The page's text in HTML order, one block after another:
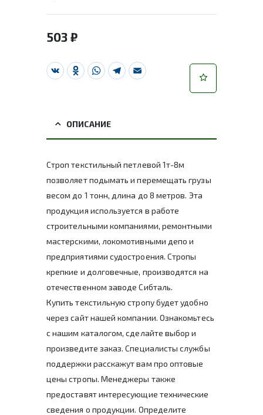
503 ₽
VK Odnoklassniki
WhatsApp
Telegram
Email
ОПИСАНИЕ
Строп текстильный петлевой 1т-8м
позволяет подымать и перемещать грузы
весом до 1 тонн, длина до 8 метров. Эта
продукция используется в работе
строительными компаниями, ремонтными
мастерскими, локомотивными депо и
предприятиями судостроения. Стропы
крепкие и долговечные, производятся на
отечественном заводе Сибталь.
Купить текстильную стропу будет удобно
через сайт нашей компании. Ознакомьтесь
с нашим каталогом, сделайте выбор и
произведите заказ. Специалисты службы
поддержки расскажут вам про оптовые
цены стропы. Менеджеры также
предоставят интересующие технические
сведения о продукции. Определите